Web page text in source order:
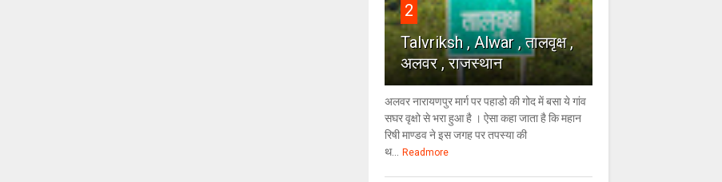
2
Talvriksh , Alwar , तालवृक्ष ,
अलवर , राजस्थान
अलवर नारायणपुर मार्ग पर पहाडो की गोद में बसा ये गांव
सघर वृक्षो से भरा हुआ है । ऐसा कहा जाता है कि महान
रिषी माण्डव ने इस जगह पर तपस्या की
थ...
Readmore